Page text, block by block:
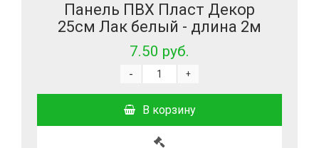
Панель ПВХ Пласт Декор
25см Лак белый - длина 2м
7.50 руб.
+
-
В корзину